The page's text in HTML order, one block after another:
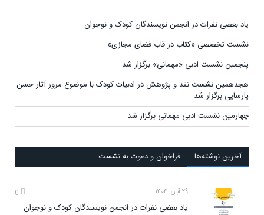
یاد بعضی نفرات در انجمن نویسندگان کودک و نوجوان
نشست تخصصی «کتاب در قاب فضای مجازی»
پنجمین نشست ادبی «مهمانی» برگزار شد
هجدهمین نشست نقد و پژوهش در ادبیات کودک با موضوع مرور آثار حسن
پارسایی برگزار شد
چهارمین نشست ادبی مهمانی برگزار شد
آخرين‌ نوشته‌ها فراخوان و دعوت به نشست
۲۹ آبان, ۱۴۰۴
یاد بعضی نفرات در انجمن نویسندگان کودک و نوجوان